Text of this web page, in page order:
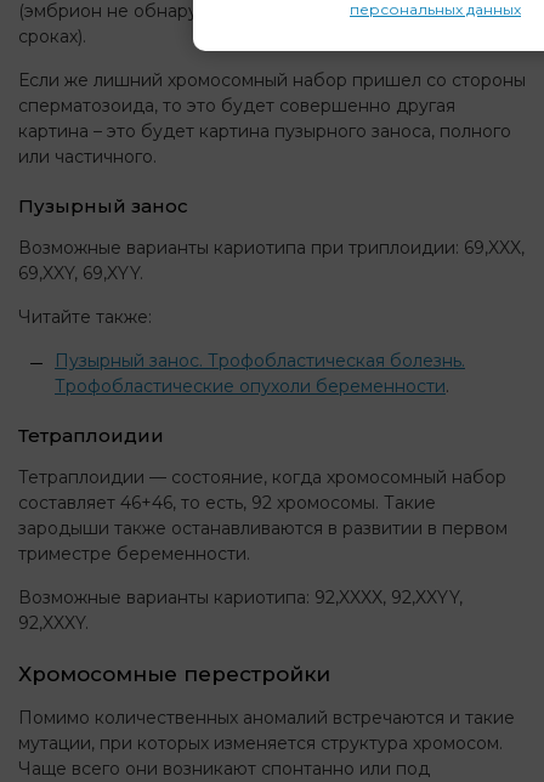
(эмбрион не обнаруживается, или погибает на малых
сроках).
Если же лишний хромосомный набор пришел со стороны
сперматозоида, то это будет совершенно другая
картина – это будет картина пузырного заноса, полного
или частичного.
Пузырный занос
Возможные варианты кариотипа при триплоидии: 69,XXX,
69,XXY, 69,XYY.
Читайте также:
Пузырный занос. Трофобластическая болезнь.
Трофобластические опухоли беременности.
Тетраплоидии
Тетраплоидии — состояние, когда хромосомный набор
составляет 46+46, то есть, 92 хромосомы. Такие
зародыши также останавливаются в развитии в первом
триместре беременности.
Возможные варианты кариотипа: 92,XXXX, 92,XXYY,
92,XXXY.
Хромосомные перестройки
Помимо количественных аномалий встречаются и такие
мутации, при которых изменяется структура хромосом.
Чаще всего они возникают спонтанно или под
персональных данных